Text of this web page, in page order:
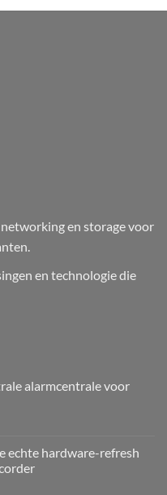
en storage voor
en technologie die
alarmcentrale voor
echte hardware-refresh